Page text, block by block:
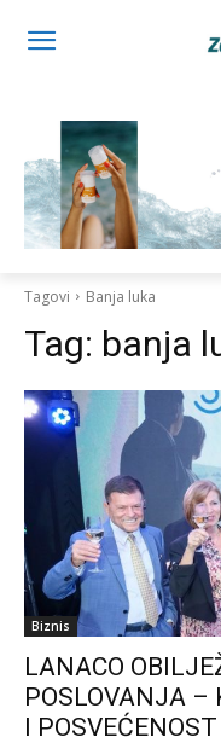
Tagovi Banja luka
Tag: banja
Biznis
LANACO
POSLOVANJA –
I